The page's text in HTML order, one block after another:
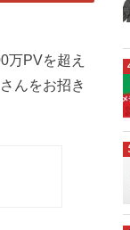
万PVを超え
んをお招き